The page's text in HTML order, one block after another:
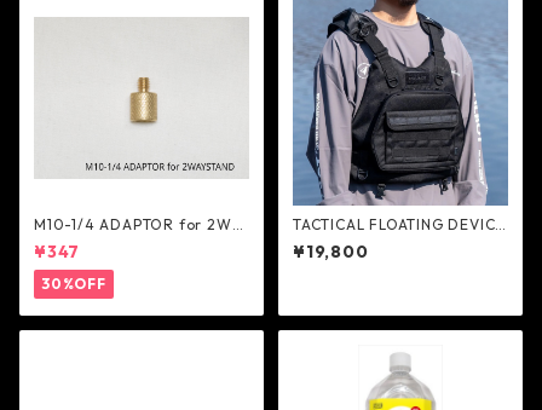
M10-1/4 ADAPTOR for 2WA
Y STAND - 5050WORKSHOP
¥347
30%OFF
TACTICAL FLOATING DEVICE
- FOLBOT
¥19,800